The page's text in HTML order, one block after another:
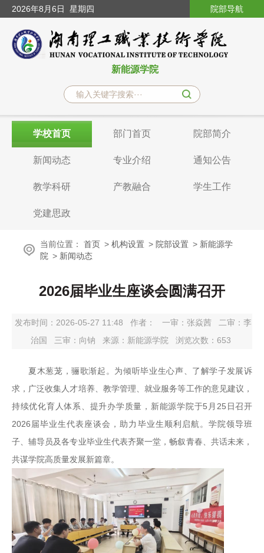
2026年8月6日 星期四 院部导航
新能源学院
学校首页 部门首页 院部简介
新闻动态 专业介绍 通知公告
教学科研 产教融合 学生工作
党建思政
当前位置： 首页 > 机构设置 > 院部设置 > 新能源学
院 > 新闻动态
2026届毕业生座谈会圆满召开
发布时间：2026-05-27 11:48 作者： 一审： 张焱茜 二审： 李
治国
三审： 向钠 来源：新能源学院 浏览次数： 653
夏木葱茏，骊歌渐起。为倾听毕业生心声、了解学子发展诉
求，广泛收集人才培养、教学管理、就业服务等工作的意见建议，
持续优化育人体系、提升办学质量，新能源学院于5月25日召开
2026届毕业生代表座谈会，助力毕业生顺利启航。学院领导班
子、辅导员及各专业毕业生代表齐聚一堂，畅叙青春、共话未来，
共谋学院高质量发展新篇章。